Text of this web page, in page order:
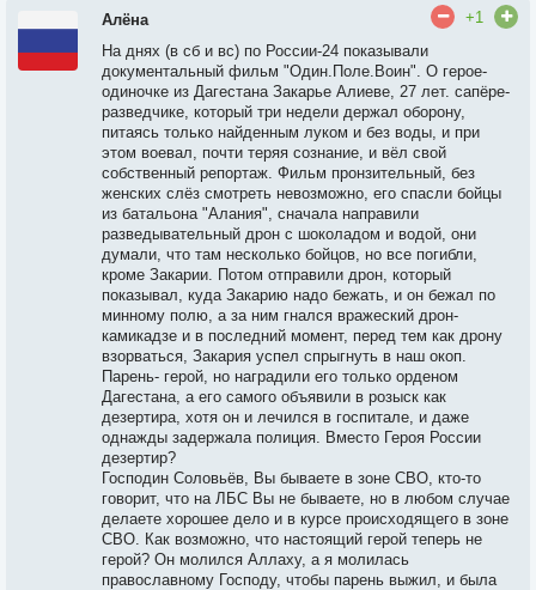
Алёна
+1
На днях (в сб и вс) по России-24 показывали
документальный фильм "Один.Поле.Воин". О герое-
одиночке из Дагестана Закарье Алиеве, 27 лет. сапёре-
разведчике, который три недели держал оборону,
питаясь только найденным луком и без воды, и при
этом воевал, почти теряя сознание, и вёл свой
собственный репортаж. Фильм пронзительный, без
женских слёз смотреть невозможно, его спасли бойцы
из батальона "Алания", сначала направили
разведывательный дрон с шоколадом и водой, они
думали, что там несколько бойцов, но все погибли,
кроме Закарии. Потом отправили дрон, который
показывал, куда Закарию надо бежать, и он бежал по
минному полю, а за ним гнался вражеский дрон-
камикадзе и в последний момент, перед тем как дрону
взорваться, Закария успел спрыгнуть в наш окоп.
Парень- герой, но наградили его только орденом
Дагестана, а его самого объявили в розыск как
дезертира, хотя он и лечился в госпитале, и даже
однажды задержала полиция. Вместо Героя России
дезертир?
Господин Соловьёв, Вы бываете в зоне СВО, кто-то
говорит, что на ЛБС Вы не бываете, но в любом случае
делаете хорошее дело и в курсе происходящего в зоне
СВО. Как возможно, что настоящий герой теперь не
герой? Он молился Аллаху, а я молилась
православному Господу, чтобы парень выжил, и была